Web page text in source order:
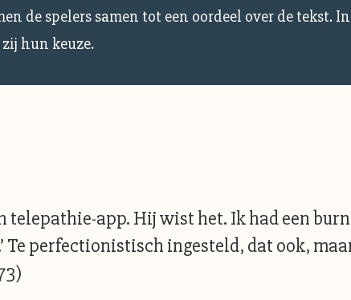
de spelers samen tot een oordeel over de tekst.
hun keuze.
telepathie-app. Hij wist het. Ik had een
Te perfectionistisch ingesteld, dat ook,